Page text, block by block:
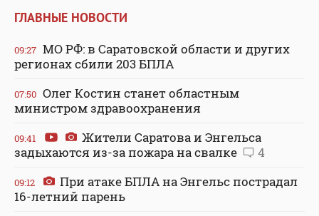
ГЛАВНЫЕ НОВОСТИ
09:27 МО РФ: в Саратовской области и других
регионах сбили 203 БПЛА
07:50 Олег Костин станет областным
министром здравоохранения
09:41
Жители Саратова и Энгельса
задыхаются из-за пожара на свалке
4
09:12
При атаке БПЛА на Энгельс пострадал
16-летний парень